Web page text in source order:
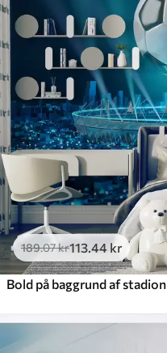
189.07kr113 .44 kr
Bold på baggrund af stadion